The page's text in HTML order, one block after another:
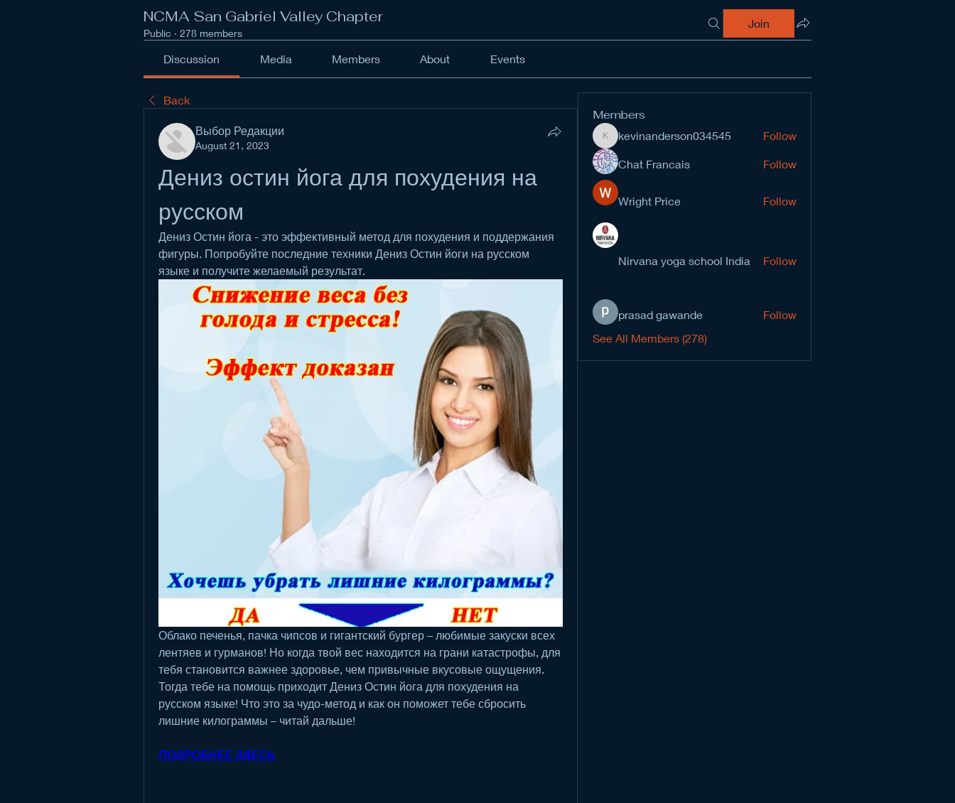
NCMA San Gabriel Valley Chapter
Public · 278 members
Join
Discussion Media Members About Events
Back
Выбор Редакции
August 21, 2023
Дениз остин йога для похудения на
русском
Дениз Остин йога - это эффективный метод для похудения и поддержания
фигуры. Попробуйте последние техники Дениз Остин йоги на русском
языке и получите желаемый результат.
Облако печенья, пачка чипсов и гигантский бургер – любимые закуски всех
лентяев и гурманов! Но когда твой вес находится на грани катастрофы, для
тебя становится важнее здоровье, чем привычные вкусовые ощущения.
Тогда тебе на помощь приходит Дениз Остин йога для похудения на
русском языке! Что это за чудо-метод и как он поможет тебе сбросить
лишние килограммы – читай дальше!
ПОДРОБНЕЕ ЗДЕСЬ
Members
kevinanderson034545
kevinanderson034545 Follow
Chat Francais Follow
Wright Price Follow
Nirvana yoga school India Follow
prasad gawande
Follow
See All Members (278)